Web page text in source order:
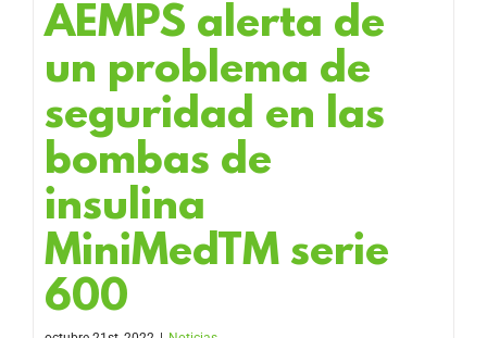
AEMPS alerta de
un problema de
seguridad en las
bombas de
insulina
MiniMedTM serie
600